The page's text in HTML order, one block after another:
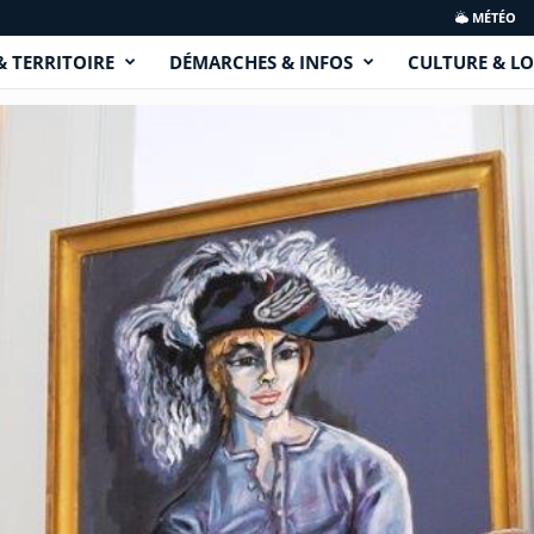
MÉTÉO
TERRITOIRE DÉMARCHES & INFOS CULTURE &